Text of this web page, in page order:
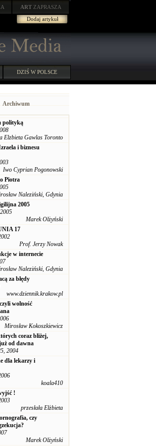
ART ZAPRASZA
Dodaj artykuł
DZIŚ W POLSCE
Archiwum
polityką
Elzbieta Gawlas Toronto
i biznesu
Iwo Cyprian Pogonowski
Piotra
Naleziński, Gdynia
2005
Marek Olżyński
17
Prof. Jerzy Nowak
w internecie
Naleziński, Gdynia
za błędy
www.dziennik.krakow.pl
wolność
Mirosław Kokoszkiewicz
coraz bliżej,
od dawna
2004
dla lekarzy i
koala410
!
przesłała Elżbieta
czy
Marek Olżyński